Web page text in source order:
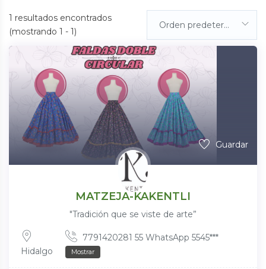
1 resultados encontrados
(mostrando 1 - 1)
Orden predeterminada
Guardar
MATZEJA-KAKENTLI
"Tradición que se viste de arte”
Hidalgo
7791420281 55 WhatsApp 5545***
Mostrar